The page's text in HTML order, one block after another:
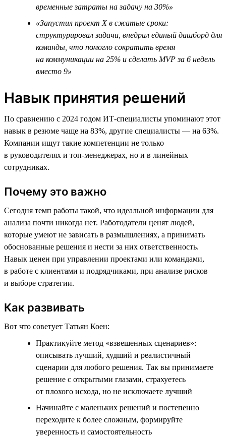
временные затраты на задачу на 30%»
«Запустил проект Х в сжатые сроки:
структурировал задачи, внедрил единый дашборд для
команды, что помогло сократить время
на коммуникации на 25% и сделать MVP за 6 недель
вместо 9»
Навык принятия решений
По сравнению с 2024 годом ИТ-специалисты упоминают этот
навык в резюме чаще на 83%, другие специалисты — на 63%.
Компании ищут такие компетенции не только
в руководителях и топ-менеджерах, но и в линейных
сотрудниках.
Почему это важно
Сегодня темп работы такой, что идеальной информации для
анализа почти никогда нет. Работодатели ценят людей,
которые умеют не зависать в размышлениях, а принимать
обоснованные решения и нести за них ответственность.
Навык ценен при управлении проектами или командами,
в работе с клиентами и подрядчиками, при анализе рисков
и выборе стратегии.
Как развивать
Вот что советует Татьян Коен:
Практикуйте метод «взвешенных сценариев»:
описывать лучший, худший и реалистичный
сценарии для любого решения. Так вы принимаете
решение с открытыми глазами, страхуетесь
от плохого исхода, но не исключаете лучший
Начинайте с маленьких решений и постепенно
переходите к более сложным, формируйте
уверенность и самостоятельность